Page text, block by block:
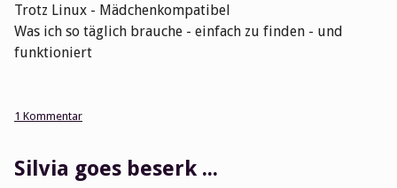
Trotz Linux - Mädchenkompatibel
Was ich so täglich brauche - einfach zu finden - und
funktioniert
1 Kommentar
Silvia goes beserk ...